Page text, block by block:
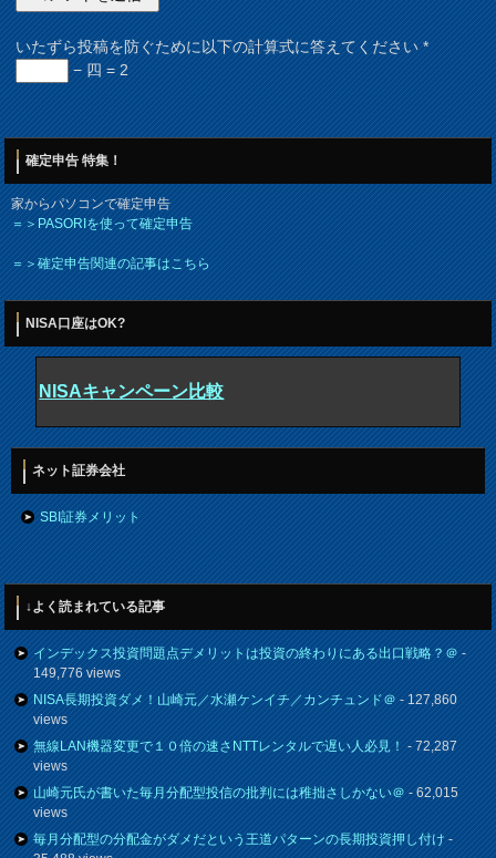
いたずら投稿を防ぐために以下の計算式に答えてください*
− 四 = 2
確定申告 特集！
家からパソコンで確定申告
＝＞PASORIを使って確定申告
＝＞確定申告関連の記事はこちら
NISA口座はOK?
NISAキャンペーン比較
ネット証券会社
SBI証券メリット
↓よく読まれている記事
インデックス投資問題点デメリットは投資の終わりにある出口戦略？＠-
149,776 views
NISA長期投資ダメ！山崎元／水瀬ケンイチ／カンチュンド＠- 127,860
views
無線LAN機器変更で１０倍の速さNTTレンタルで遅い人必見！- 72,287
views
山崎元氏が書いた毎月分配型投信の批判には稚拙さしかない＠- 62,015
views
毎月分配型の分配金がダメだという王道パターンの長期投資押し付け-